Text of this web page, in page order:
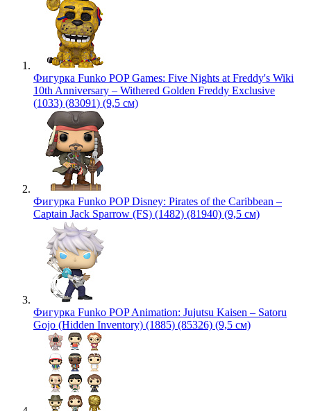
Фигурка Funko POP Games: Five Nights at Freddy's Wiki
10th Anniversary – Withered Golden Freddy Exclusive
(1033) (83091) (9,5 см)
Фигурка Funko POP Disney: Pirates of the Caribbean –
Captain Jack Sparrow (FS) (1482) (81940) (9,5 см)
Фигурка Funko POP Animation: Jujutsu Kaisen – Satoru
Gojo (Hidden Inventory) (1885) (85326) (9,5 см)